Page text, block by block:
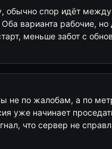
обычно спор идёт между
варианта рабочие,
меньше забот с
не по жалобам, а по
уже начинает
что сервер не